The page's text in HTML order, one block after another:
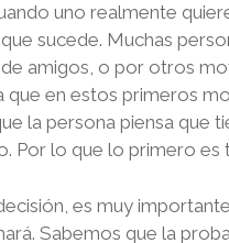
uno realmente
sucede. Muchas
amigos, o por otros
que en estos primeros
la persona piensa que
Por lo que lo primero
es muy
Sabemos que la